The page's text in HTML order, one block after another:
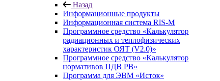
Назад
Информационные продукты
Информационная система RIS-M
Программное средство «Калькулятор
радиационных и теплофизических
характеристик ОЯТ (V2.0)»
Программное средство «Калькулятор
нормативов ПДВ РВ»
Программа для ЭВМ «Исток»